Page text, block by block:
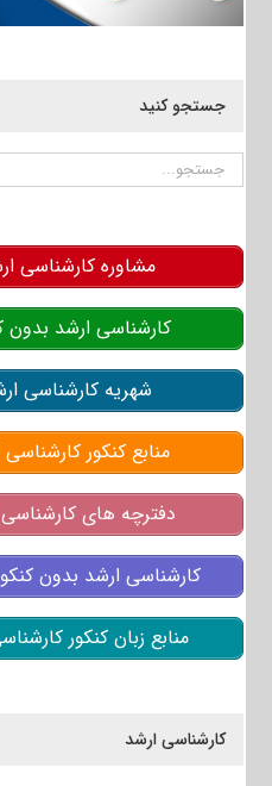
جستجو کنید
جستجو
مشاوره کارشناسی
کارشناسی ارشد بدون
شهریه کارشناسی
منابع کنکور
دفترچه های
کارشناسی ارشد بدون
منابع زبان کنکور
کارشناسی ارشد